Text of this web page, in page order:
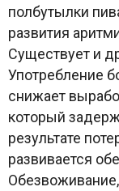
полбутылки
развития
Существует и
Употребление
снижает
который
результате
развивается